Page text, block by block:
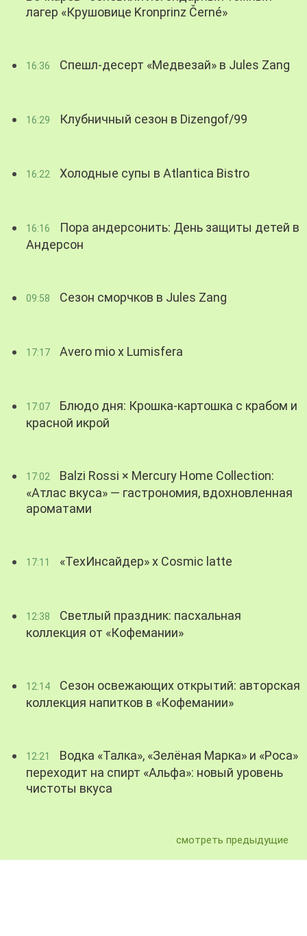
лагер «Крушовице Kronprinz Černé»
16:36 Спешл-десерт «Медвезай» в Jules Zang
16:29 Клубничный сезон в Dizengof/99
16:22 Холодные супы в Atlantica Bistro
16:16
Пора андерсонить: День защиты детей в
Андерсон
09:58 Сезон сморчков в Jules Zang
17:17 Avero mio x Lumisfera
17:07
Блюдо дня: Крошка-картошка с крабом и
красной икрой
17:02
Balzi Rossi × Mercury Home Collection:
«Атлас вкуса» — гастрономия, вдохновленная
ароматами
17:11 «ТехИнсайдер» х Cosmic latte
12:38
Светлый праздник: пасхальная
коллекция от «Кофемании»
12:14
Сезон освежающих открытий: авторская
коллекция напитков в «Кофемании»
12:21
Водка «Талка», «Зелёная Марка» и «Роса»
переходит на спирт «Альфа»: новый уровень
чистоты вкуса
смотреть предыдущие